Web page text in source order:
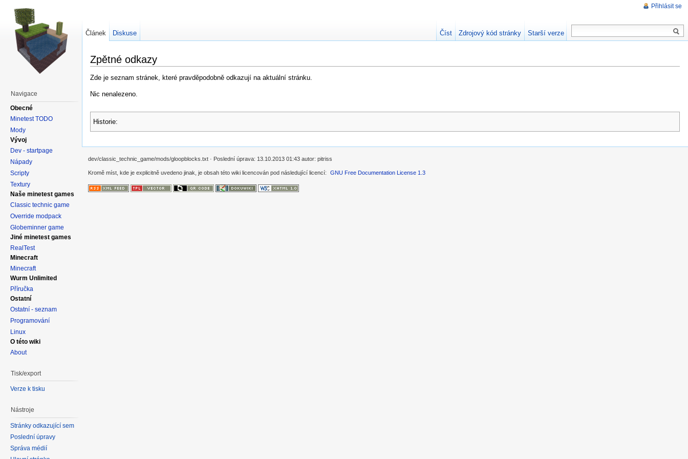
Zpětné odkazy
Zde je seznam stránek, které pravděpodobně odkazují na aktuální stránku.
Nic nenalezeno.
Historie:
Přihlásit se
Článek Diskuse Číst Zdrojový kód stránky Starší verze
Navigace
Obecné
Minetest TODO
Mody
Vývoj
Dev - startpage
Nápady
Scripty
Textury
Naše minetest games
Classic technic game
Override modpack
Globeminner game
Jiné minetest games
RealTest
Minecraft
Minecraft
Wurm Unlimited
Příručka
Ostatní
Ostatní - seznam
Programování
Linux
O této wiki
About
Tisk/export
Verze k tisku
Nástroje
Stránky odkazující sem
Poslední úpravy
Správa médií
dev/classic_technic_game/mods/gloopblocks.txt · Poslední úprava: 13.10.2013 01:43 autor: pitriss
Kromě míst, kde je explicitně uvedeno jinak, je obsah této wiki licencován pod následující licencí: GNU Free Documentation License 1.3